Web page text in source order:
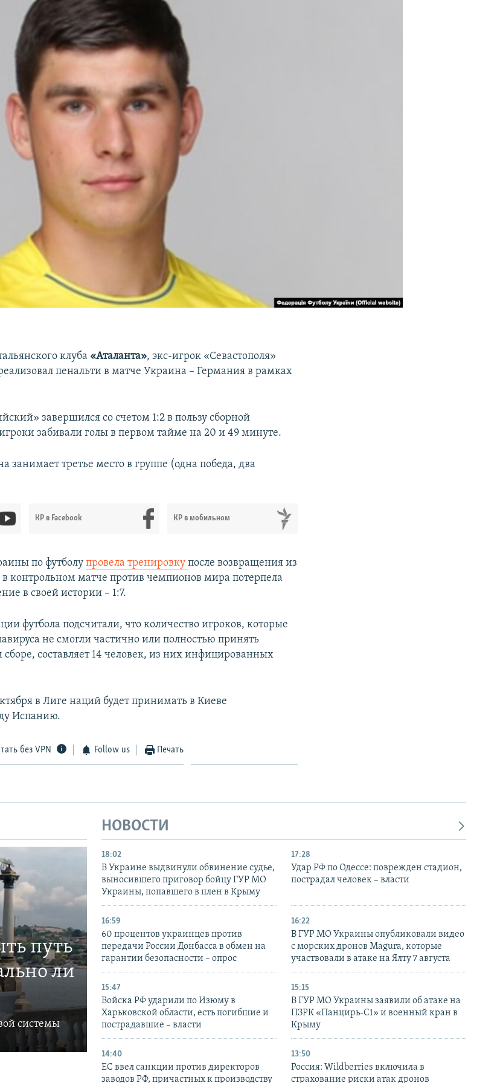
клуба «Аталанта», экс-игрок «Севастополя»
пенальти в матче Украина – Германия в рамках
завершился со счетом 1:2 в пользу сборной
забивали голы в первом тайме на 20 и 49 минуте.
занимает третье место в группе (одна победа, два
КР в Facebook КР в мобильном
по футболупровела тренировкупосле возвращения из
контрольном матче против чемпионов мира потерпела
в своей истории – 1:7.
футбола подсчитали, что количество игроков, которые
не смогли частично или полностью принять
сборе, составляет 14 человек, из них инфицированных
в Лиге наций будет принимать в Киеве
Испанию.
без VPN Follow us Печать
путь
ли
системы
НОВОСТИ
18:02
В Украине выдвинули обвинение судье,
выносившего приговор бойцу ГУР МО
Украины, попавшего в плен в Крыму
17:28
Удар РФ по Одессе: поврежден стадион,
пострадал человек – власти
16:59
60 процентов украинцев против
передачи России Донбасса в обмен на
гарантии безопасности – опрос
16:22
В ГУР МО Украины опубликовали видео
с морских дронов Magura, которые
участвовали в атаке на Ялту 7 августа
15:47
Войска РФ ударили по Изюму в
Харьковской области, есть погибшие и
пострадавшие – власти
15:15
В ГУР МО Украины заявили об атаке на
ПЗРК «Панцирь-С1» и военный кран в
Крыму
14:40
ЕС ввел санкции против директоров
заводов РФ, причастных к производству
13:50
Россия: Wildberries включила в
страхование риски атак дронов